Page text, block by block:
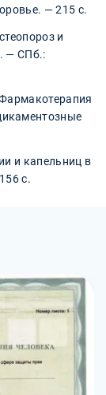
— 215 с.
и
— СПб.:
и капельниц в
с.